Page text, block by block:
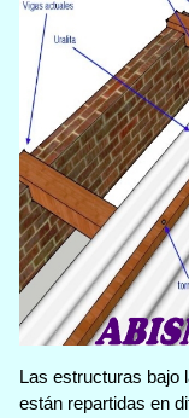
Las estructuras bajo
están repartidas en